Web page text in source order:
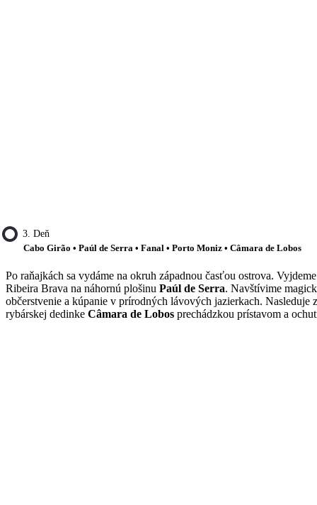
3. Deň
Cabo Girão • Paúl de Serra • Fanal • Porto Moniz • Câmara de Lobos
Po raňajkách sa vydáme na okruh západnou časťou ostrova.
Ribeira Brava na náhornú plošinu Paúl de Serra. Navštívime
občerstvenie a kúpanie v prírodných lávových jazierkach. Nasleduje
rybárskej dedinke Câmara de Lobos prechádzkou prístavom a